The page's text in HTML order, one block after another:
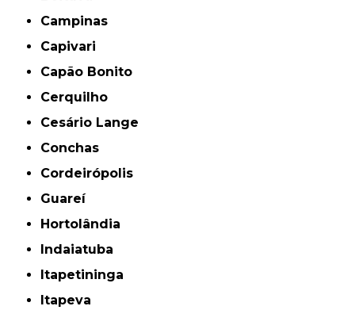
Campinas
Capivari
Capão Bonito
Cerquilho
Cesário Lange
Conchas
Cordeirópolis
Guareí
Hortolândia
Indaiatuba
Itapetininga
Itapeva